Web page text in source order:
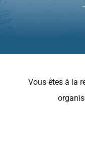
Vous êtes à la